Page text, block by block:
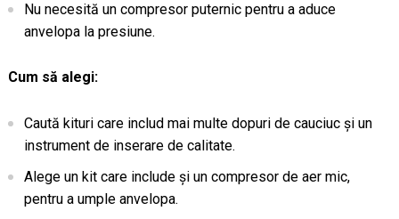
Nu necesită un compresor puternic pentru a aduce
anvelopa la presiune.
Cum să alegi:
Caută kituri care includ mai multe dopuri de cauciuc și un
instrument de inserare de calitate.
Alege un kit care include și un compresor de aer mic,
pentru a umple anvelopa.